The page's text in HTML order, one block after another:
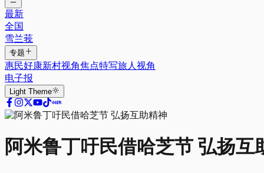
最新
全国
雪兰莪
专题
惠民好康新村视角焦点特写旅人视角
电子报
Light Theme
阿米鲁丁吁民借哈芝节 弘扬互